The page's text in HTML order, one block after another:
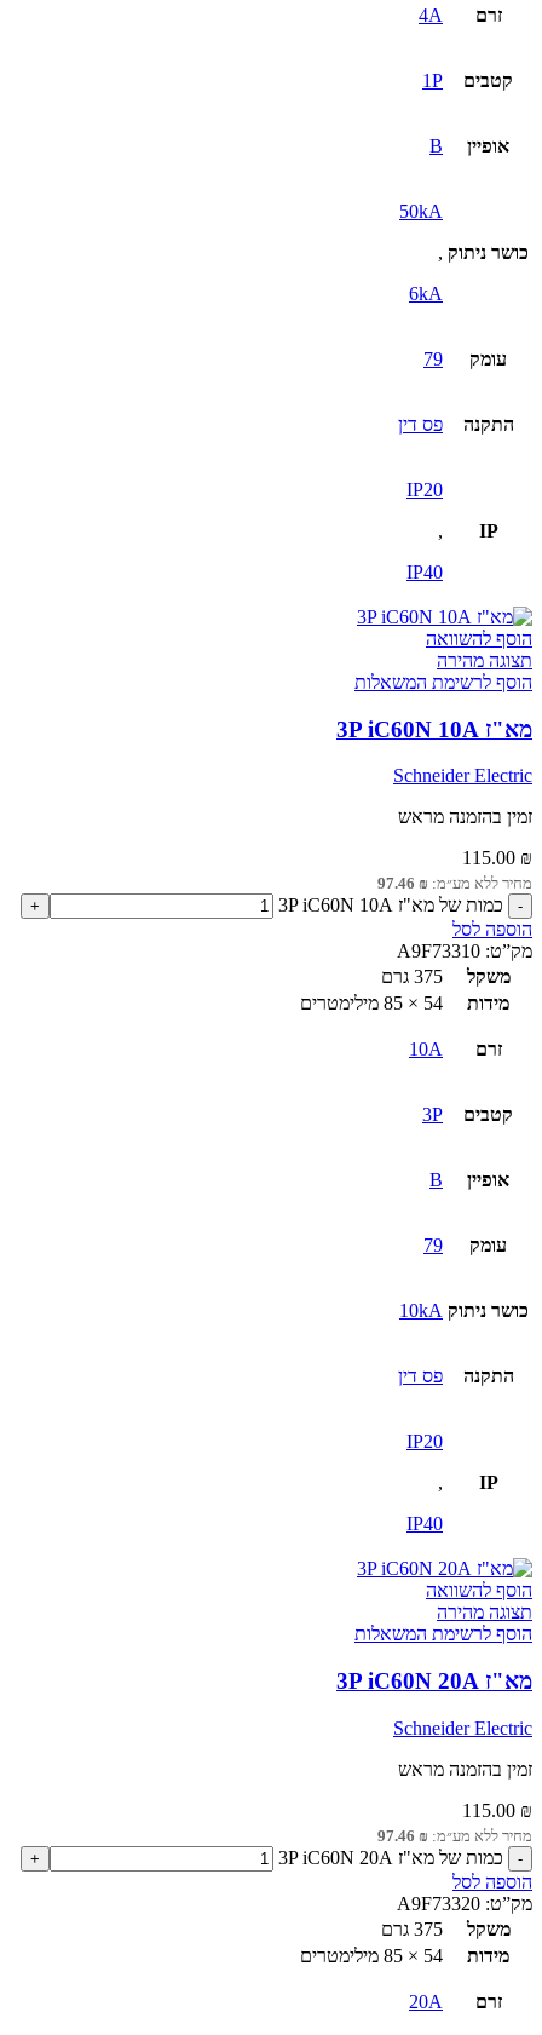
זרם 4A
קטבים 1P
אופיין B
כושר ניתוק
50kA
,
6kA
עומק 79
התקנה פס דין
IP
IP20
,
IP40
הוסף להשוואה
תצוגה מהירה
הוסף לרשימת המשאלות
מא"ז 3P iC60N 10A
Schneider Electric
זמין בהזמנה מראש
115.00 ₪
מחיר ללא מע״מ: 97.46 ₪
כמות של מא"ז 3P iC60N 10A
הוספה לסל
מק”ט: A9F73310
משקל
375 גרם
מידות
54 × 85 מילימטרים
זרם 10A
קטבים 3P
אופיין B
עומק 79
כושר ניתוק 10kA
התקנה פס דין
IP
IP20
,
IP40
הוסף להשוואה
תצוגה מהירה
הוסף לרשימת המשאלות
מא"ז 3P iC60N 20A
Schneider Electric
זמין בהזמנה מראש
115.00 ₪
מחיר ללא מע״מ: 97.46 ₪
כמות של מא"ז 3P iC60N 20A
הוספה לסל
מק”ט: A9F73320
משקל
375 גרם
מידות
54 × 85 מילימטרים
זרם 20A